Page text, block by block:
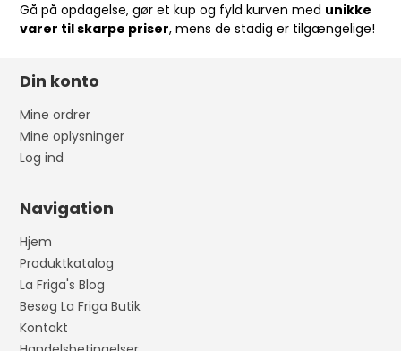
Gå på opdagelse, gør et kup og fyld kurven med unikke
varer til skarpe priser, mens de stadig er tilgængelige!
Din konto
Mine ordrer
Mine oplysninger
Log ind
Navigation
Hjem
Produktkatalog
La Friga's Blog
Besøg La Friga Butik
Kontakt